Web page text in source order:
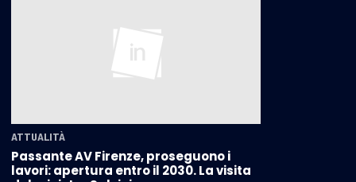
ATTUALITÀ
Passante AV Firenze, proseguono i
lavori: apertura entro il 2030. La visita